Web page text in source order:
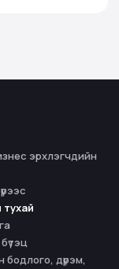
эрхлэгчдийн
бодлого, дүрэм,